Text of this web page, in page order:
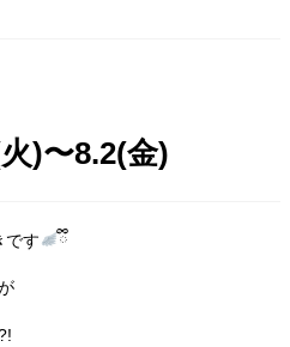
)〜8.2(金)
です ྀི